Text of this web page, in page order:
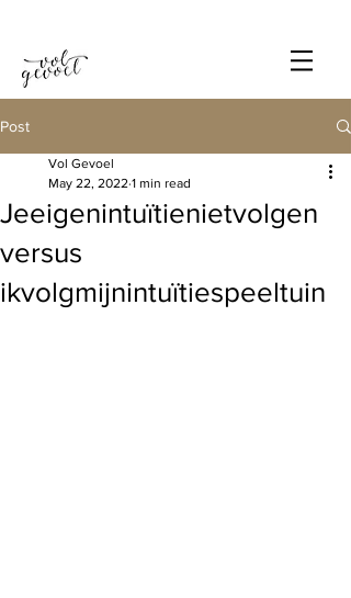
Post
Jeeigenintuïtienietvolgen
versus
ikvolgmijnintuïtiespeeltuin
Vol Gevoel
May 22, 2022 1 min read